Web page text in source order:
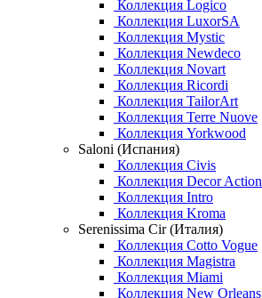
Коллекция Logico
Коллекция LuxorSA
Коллекция Mystic
Коллекция Newdeco
Коллекция Novart
Коллекция Ricordi
Коллекция TailorArt
Коллекция Terre Nuove
Коллекция Yorkwood
Saloni (Испания)
Коллекция Civis
Коллекция Decor Action
Коллекция Intro
Коллекция Kroma
Serenissima Cir (Италия)
Коллекция Cotto Vogue
Коллекция Magistra
Коллекция Miami
Коллекция New Orleans